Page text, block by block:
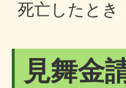
死亡したとき
見舞金